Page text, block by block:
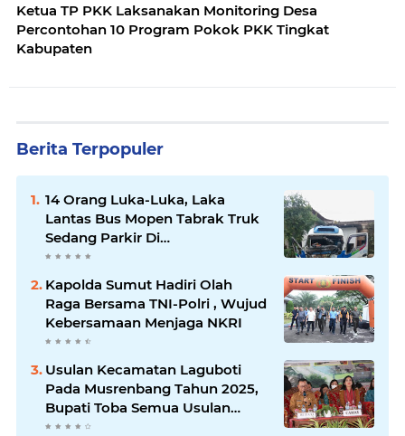
Ketua TP PKK Laksanakan Monitoring Desa
Percontohan 10 Program Pokok PKK Tingkat
Kabupaten
Berita Terpopuler
14 Orang Luka-Luka, Laka
Lantas Bus Mopen Tabrak Truk
Sedang Parkir Di
Siborongborong
Kapolda Sumut Hadiri Olah
Raga Bersama TNI-Polri , Wujud
Kebersamaan Menjaga NKRI
Usulan Kecamatan Laguboti
Pada Musrenbang Tahun 2025,
Bupati Toba Semua Usulan
Harus Mendukung